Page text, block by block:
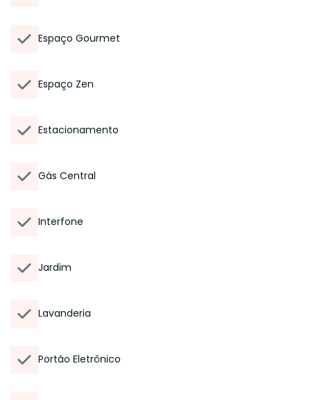
Espaço Gourmet
Espaço Zen
Estacionamento
Gás Central
Interfone
Jardim
Lavanderia
Portão Eletrônico